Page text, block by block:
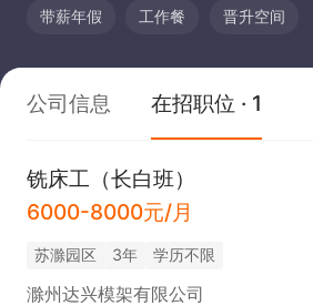
带薪年假 工作餐 晋升空间
公司信息 在招职位 · 1
铣床工（长白班）
6000-8000元/月
苏滁园区 3年 学历不限
滁州达兴模架有限公司